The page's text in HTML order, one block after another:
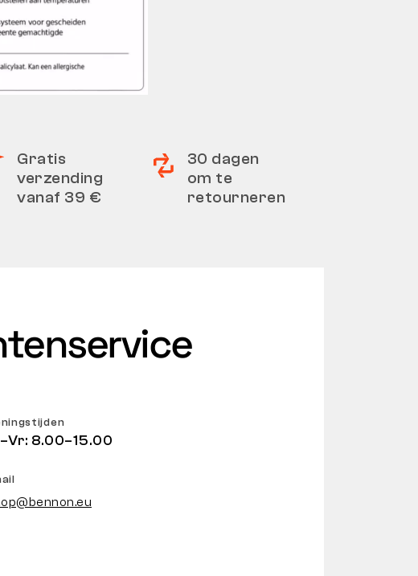
Gratis
verzending
vanaf 39 €
30 dagen
om te
retourneren
8.00–15.00